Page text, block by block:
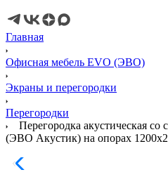
Главная
Офисная мебель EVO (ЭВО)
Экраны и перегородки
Перегородки
Перегородка акустическая
(ЭВО Акустик) на опорах